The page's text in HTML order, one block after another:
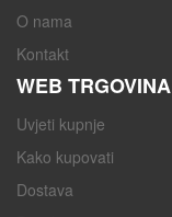
O nama
Kontakt
WEB TRGOVINA
Uvjeti kupnje
Kako kupovati
Dostava